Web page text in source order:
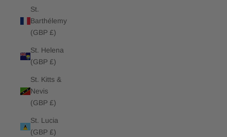
St.
Barthélemy
(GBP £)
St. Helena
(GBP £)
St. Kitts &
Nevis
(GBP £)
St. Lucia
(GBP £)